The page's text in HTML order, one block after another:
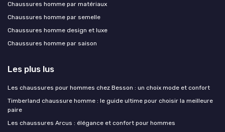
Chaussures homme par matériaux
Chaussures homme par semelle
Chaussures homme design et luxe
Chaussures homme par saison
Les plus lus
Les chaussures pour hommes chez Besson : un choix mode et confort
Timberland chaussure homme : le guide ultime pour choisir la meilleure
paire
Les chaussures Arcus : élégance et confort pour hommes